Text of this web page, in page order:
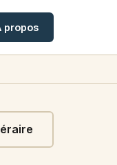
propos